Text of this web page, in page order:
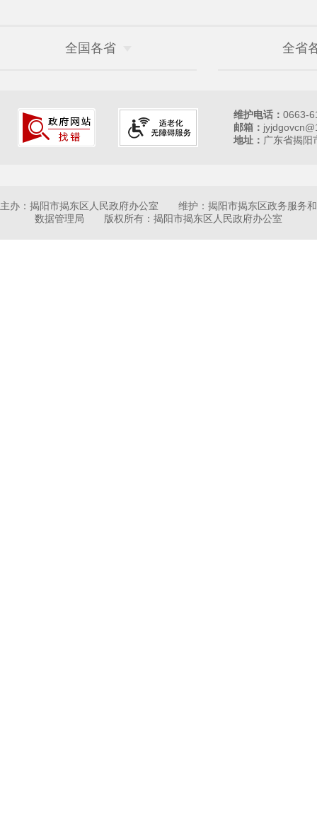
全国各省 全省
维护电话： 0663-
邮箱：
地址： 广东省揭阳
主办：揭阳市揭东区人民政府办公室 维护：揭阳市揭东区政务服务和
数据管理局 版权所有：揭阳市揭东区人民政府办公室